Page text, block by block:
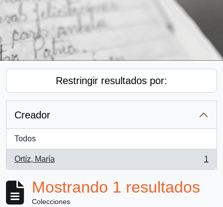
Restringir resultados por:
Creador
Todos
Ortíz, María
, 1 resultados
1
Mostrando 1 resultados
Colecciones